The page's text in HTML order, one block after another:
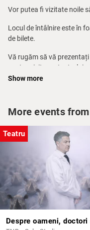
Vor putea fi vizitate noile
Locul de întâlnire este în
de bilete.
Vă rugăm să vă
pentru vizitarea teatrului,
Pe baza unei solicitări
la nr. 0744 633 188 (dl.
ghidat în limba engleză.
Show more
More events
Teatru